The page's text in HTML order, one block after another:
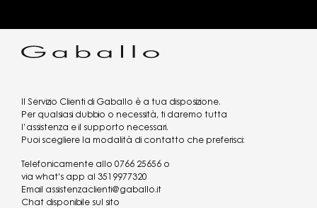
Il Servizio Clienti di Gaballo è a tua disposizione.
Per qualsiasi dubbio o necessità, ti daremo tutta
l’assistenza e il supporto necessari.
Puoi scegliere la modalità di contatto che preferisci:
Telefonicamente allo 0766 25656 o
via what's app al 3519977320
Email assistenzaclienti@gaballo.it
Chat disponibile sul sito